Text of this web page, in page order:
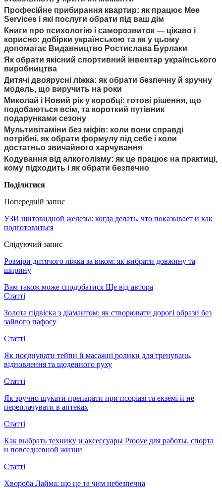
Професійне прибирання квартир: як працює Mee
Services і які послуги обрати під ваш дім
Книги про психологію і саморозвиток — цікаво і
корисно: добірки українською та як у цьому
допомагає Видавництво Ростислава Бурлаки
Як обрати якісний спортивний інвентар українського
виробництва
Дитячі двоярусні ліжка: як обрати безпечну й зручну
модель, що виручить на роки
Миколай і Новий рік у коробці: готові рішення, що
подобаються всім, та короткий путівник
подарунками сезону
Мультивітаміни без міфів: коли вони справді
потрібні, як обрати формулу під себе і коли
достатньо звичайного харчування
Кодування від алкоголізму: як це працює на практиці,
кому підходить і як обрати безпечно
Поділитися
Попередній запис
УЗИ щитовидной железы: когда делать, что показывает и как
подготовиться
Слідуючий запис
Розміри дитячого ліжка за віком: як вибрати довжину та
ширину
Вам також може сподобатися Ще від автора
Статті
Золота підвіска з діамантом: як створювати дорогі образи без
зайвого пафосу
Статті
Як поєднувати тейпи й масажні ролики для тренувань,
відновлення та щоденного руху
Статті
Як зручно шукати препарати при псоріазі та екземі й не
переплачувати в аптеках
Статті
Как выбрать технику и аксессуары Proove для работы, спорта
и повседневной жизни
Статті
Хвороба Лайма: що це та чим небезпечна